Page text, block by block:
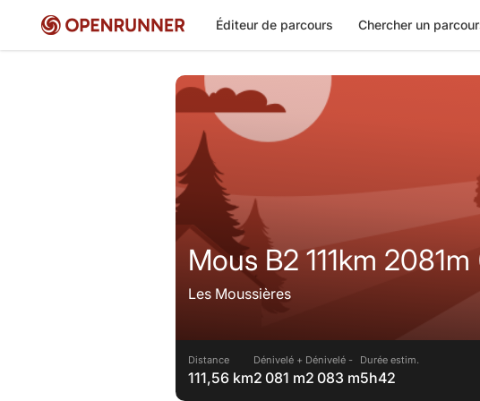
Éditeur de parcours Chercher un
Mous B2 111km 2081m
Les Moussières
Distance
111,56 km
Dénivelé +
2 081 m
Dénivelé -
2 083 m
Durée estim.
5h42